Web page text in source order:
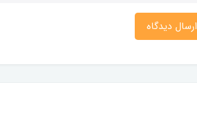
ارسال دیدگاه